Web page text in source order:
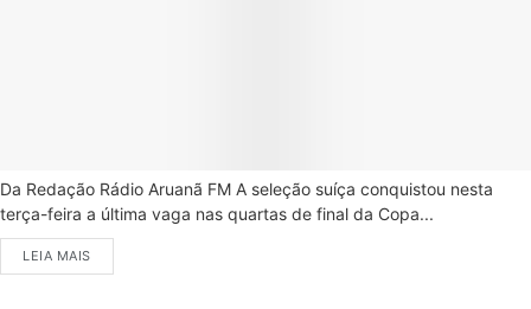
Da Redação Rádio Aruanã FM A seleção suíça conquistou nesta
terça-feira a última vaga nas quartas de final da Copa...
LEIA MAIS